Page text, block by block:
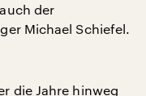
der
Michael Schiefel.
die Jahre hinweg